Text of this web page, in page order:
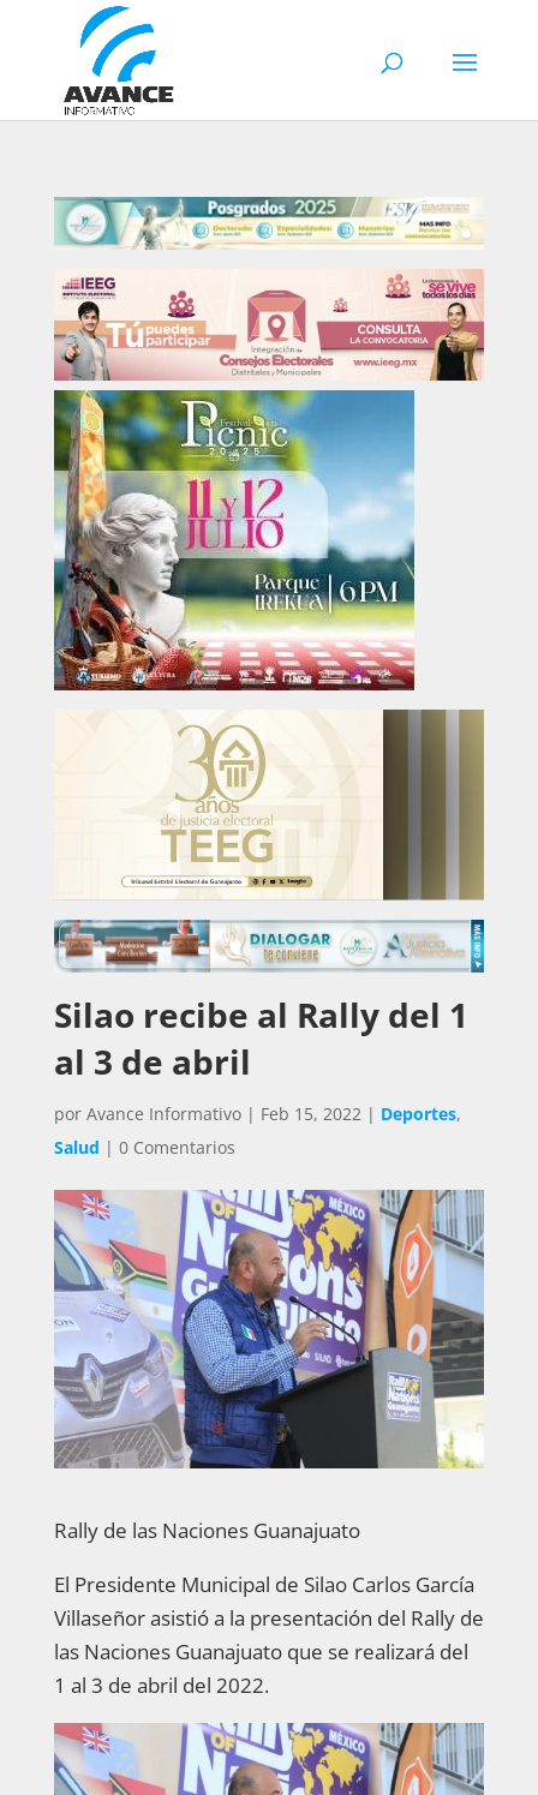
Silao recibe al Rally del 1
al 3 de abril
por Avance Informativo| Feb 15, 2022| Deportes,
Salud | 0 Comentarios
Rally de las Naciones Guanajuato
El Presidente Municipal de Silao Carlos García
Villaseñor asistió a la presentación del Rally de
las Naciones Guanajuato que se realizará del
1 al 3 de abril del 2022.